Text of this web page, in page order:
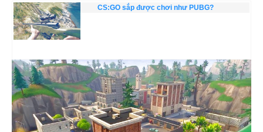
CS:GO sắp được chơi như PUBG?